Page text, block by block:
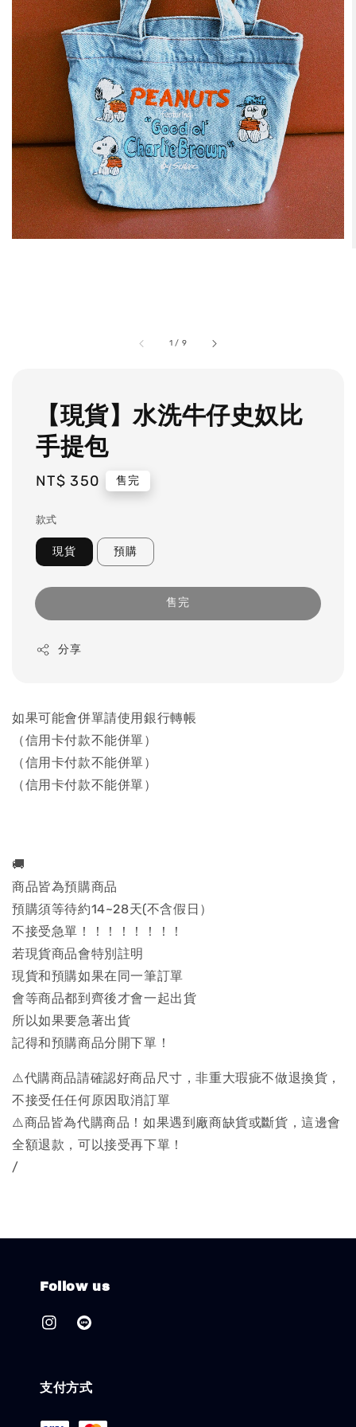
1 / 9
【現貨】水洗牛仔史奴比
手提包
Regular
NT$ 350 售完
款式
現貨 預購
售完
分享
如果可能會併單請使用銀行轉帳
（信用卡付款不能併單）
（信用卡付款不能併單）
（信用卡付款不能併單）
🚚
商品皆為預購商品
預購須等待約14~28天(不含假日）
不接受急單！！！！！！！！
若現貨商品會特別註明
現貨和預購如果在同一筆訂單
會等商品都到齊後才會一起出貨
所以如果要急著出貨
記得和預購商品分開下單！
⚠️代購商品請確認好商品尺寸，非重大瑕疵不做退換貨，
不接受任任何原因取消訂單
⚠️商品皆為代購商品！如果遇到廠商缺貨或斷貨，這邊會
全額退款，可以接受再下單！
/
Follow us
支付方式